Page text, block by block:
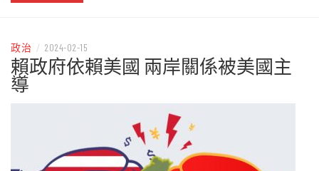
政治 / 2024-02-15
賴政府依賴美國 兩岸關係被美國主
導